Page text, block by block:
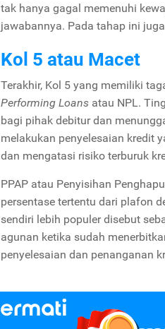
tak hanya gagal memenuhi
jawabannya. Pada tahap ini
Kol 5 atau Macet
Terakhir, Kol 5 yang memiliki
Performing Loans atau NPL.
bagi pihak debitur dan
melakukan penyelesaian kredit
dan mengatasi risiko terburuk
PPAP atau Penyisihan
persentase tertentu dari plafon
sendiri lebih populer disebut
agunan ketika sudah
penyelesaian dan penanganan